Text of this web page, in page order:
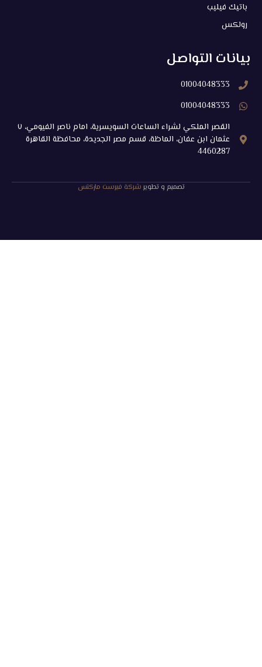
باتيك فيليب
رولكس
بيانات التواصل
01004048333
01004048333
القصر الملكي لشراء الساعات السويسرية، امام ناصر الفيومي، ٧
عثمان ابن عفان، الماظة، قسم مصر الجديدة، محافظة القاهرة‬
4460287
تصميم و تطوير شركة فيرست ماركتس